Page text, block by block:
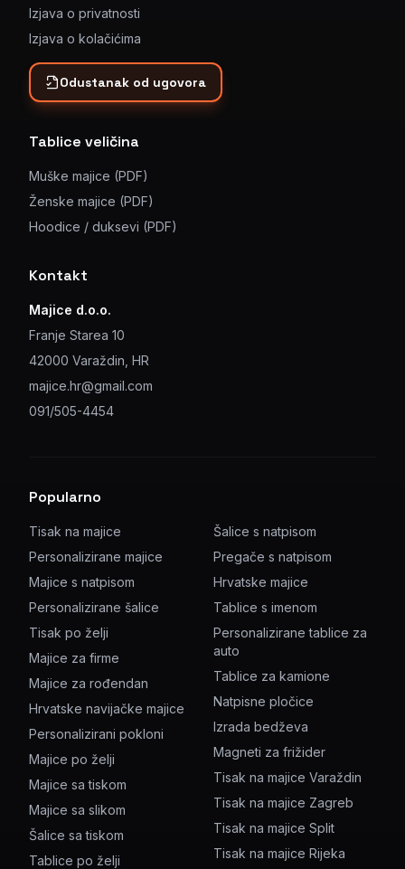
Izjava o privatnosti
Izjava o kolačićima
Odustanak od ugovora
Tablice veličina
Muške majice (PDF)
Ženske majice (PDF)
Hoodice / duksevi (PDF)
Kontakt
Majice d.o.o.
Franje Starea 10
42000 Varaždin, HR
majice.hr@gmail.com
091/505-4454
Popularno
Tisak na majice
Personalizirane majice
Majice s natpisom
Personalizirane šalice
Tisak po želji
Majice za firme
Majice za rođendan
Hrvatske navijačke majice
Personalizirani pokloni
Majice po želji
Majice sa tiskom
Majice sa slikom
Šalice sa tiskom
Tablice po želji
Šalice s natpisom
Pregače s natpisom
Hrvatske majice
Tablice s imenom
Personalizirane tablice za
auto
Tablice za kamione
Natpisne pločice
Izrada bedževa
Magneti za frižider
Tisak na majice Varaždin
Tisak na majice Zagreb
Tisak na majice Split
Tisak na majice Rijeka